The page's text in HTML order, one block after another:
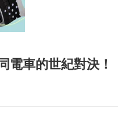
車的世紀對決！